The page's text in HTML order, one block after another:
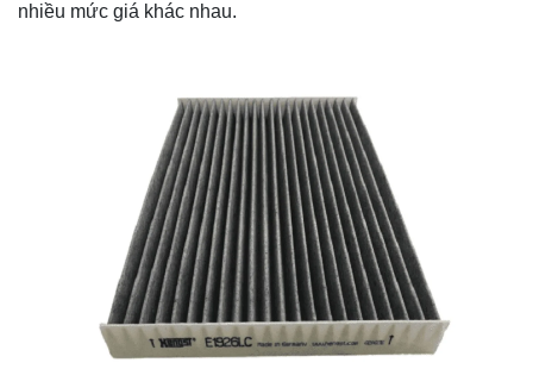
nhiều mức giá khác nhau.